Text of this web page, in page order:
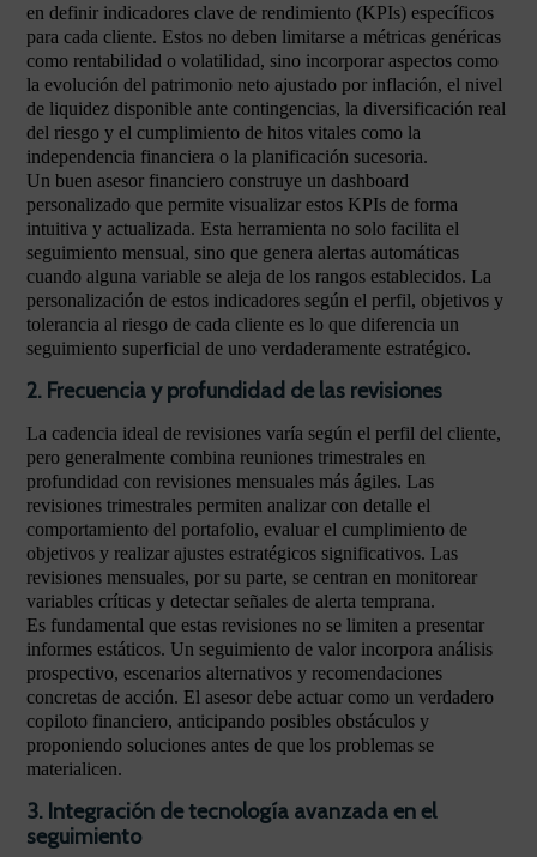
en definir indicadores clave de rendimiento (KPIs) específicos
para cada cliente. Estos no deben limitarse a métricas genéricas
como rentabilidad o volatilidad, sino incorporar aspectos como
la evolución del patrimonio neto ajustado por inflación, el nivel
de liquidez disponible ante contingencias, la diversificación real
del riesgo y el cumplimiento de hitos vitales como la
independencia financiera o la planificación sucesoria.
Un buen asesor financiero construye un dashboard
personalizado que permite visualizar estos KPIs de forma
intuitiva y actualizada. Esta herramienta no solo facilita el
seguimiento mensual, sino que genera alertas automáticas
cuando alguna variable se aleja de los rangos establecidos. La
personalización de estos indicadores según el perfil, objetivos y
tolerancia al riesgo de cada cliente es lo que diferencia un
seguimiento superficial de uno verdaderamente estratégico.
2. Frecuencia y profundidad de las revisiones
La cadencia ideal de revisiones varía según el perfil del cliente,
pero generalmente combina reuniones trimestrales en
profundidad con revisiones mensuales más ágiles. Las
revisiones trimestrales permiten analizar con detalle el
comportamiento del portafolio, evaluar el cumplimiento de
objetivos y realizar ajustes estratégicos significativos. Las
revisiones mensuales, por su parte, se centran en monitorear
variables críticas y detectar señales de alerta temprana.
Es fundamental que estas revisiones no se limiten a presentar
informes estáticos. Un seguimiento de valor incorpora análisis
prospectivo, escenarios alternativos y recomendaciones
concretas de acción. El asesor debe actuar como un verdadero
copiloto financiero, anticipando posibles obstáculos y
proponiendo soluciones antes de que los problemas se
materialicen.
3. Integración de tecnología avanzada en el
seguimiento